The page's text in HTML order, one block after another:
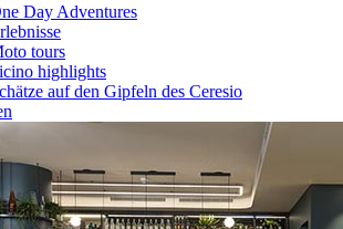
Day Adventures
tours
highlights
auf den Gipfeln des Ceresio